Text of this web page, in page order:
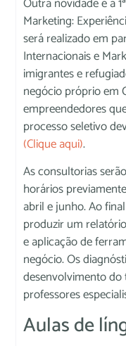
Marketing:
será realizado em
Internacionais e
imigrantes e
negócio próprio em
empreendedores
processo seletivo
(Clique aqui).
As consultorias
horários
abril e junho. Ao
produzir um
e aplicação de
negócio. Os
desenvolvimento
professores
Aulas de